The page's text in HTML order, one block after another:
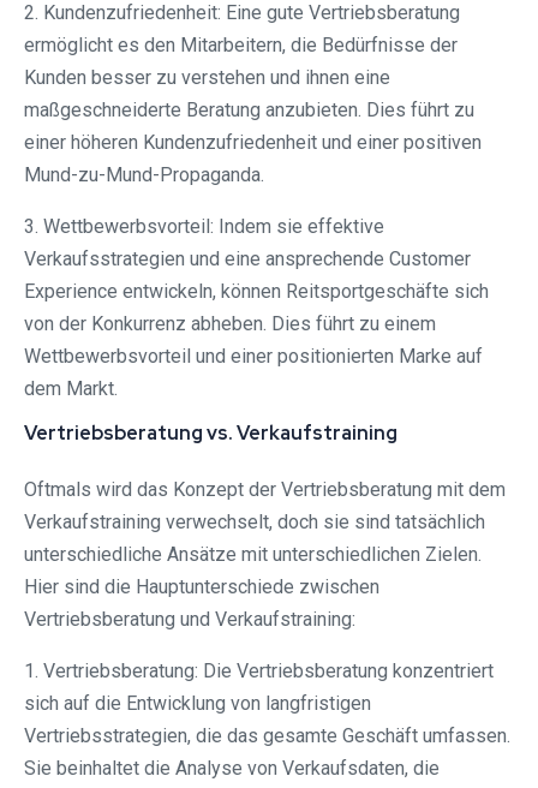
2. Kundenzufriedenheit: Eine gute Vertriebsberatung
ermöglicht es den Mitarbeitern, die Bedürfnisse der
Kunden besser zu verstehen und ihnen eine
maßgeschneiderte Beratung anzubieten. Dies führt zu
einer höheren Kundenzufriedenheit und einer positiven
Mund-zu-Mund-Propaganda.
3. Wettbewerbsvorteil: Indem sie effektive
Verkaufsstrategien und eine ansprechende Customer
Experience entwickeln, können Reitsportgeschäfte sich
von der Konkurrenz abheben. Dies führt zu einem
Wettbewerbsvorteil und einer positionierten Marke auf
dem Markt.
Vertriebsberatung vs. Verkaufstraining
Oftmals wird das Konzept der Vertriebsberatung mit dem
Verkaufstraining verwechselt, doch sie sind tatsächlich
unterschiedliche Ansätze mit unterschiedlichen Zielen.
Hier sind die Hauptunterschiede zwischen
Vertriebsberatung und Verkaufstraining:
1. Vertriebsberatung: Die Vertriebsberatung konzentriert
sich auf die Entwicklung von langfristigen
Vertriebsstrategien, die das gesamte Geschäft umfassen.
Sie beinhaltet die Analyse von Verkaufsdaten, die